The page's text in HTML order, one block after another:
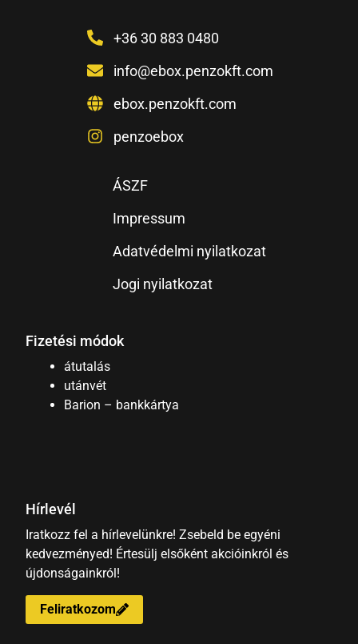
+36 30 883 0480
info@ebox.penzokft.com
ebox.penzokft.com
penzoebox
ÁSZF
Impressum
Adatvédelmi nyilatkozat
Jogi nyilatkozat
Fizetési módok
átutalás
utánvét
Barion – bankkártya
Hírlevél
Iratkozz fel a hírlevelünkre! Zsebeld be egyéni
kedvezményed! Értesülj elsőként akcióinkról és
újdonságainkról!
Feliratkozom